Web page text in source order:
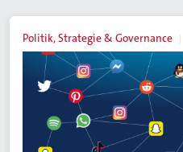
Politik, Strategie & Governance